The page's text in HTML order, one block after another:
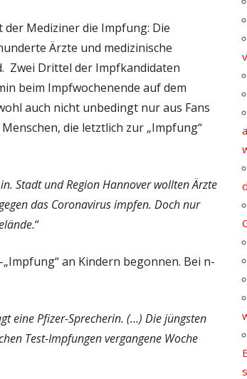
Mediziner die Impfung: Die
Ärzte und medizinische
Zwei Drittel der Impfkandidaten
beim Impfwochenende auf dem
auch nicht unbedingt nur aus Fans
die letztlich zur „Impfung“
Stadt und Region Hannover wollten Ärzte
das Coronavirus impfen. Doch nur
“
an Kindern begonnen. Bei n-
eine Pfizer-Sprecherin. (…) Die jüngsten
Test-Impfungen vergangene Woche